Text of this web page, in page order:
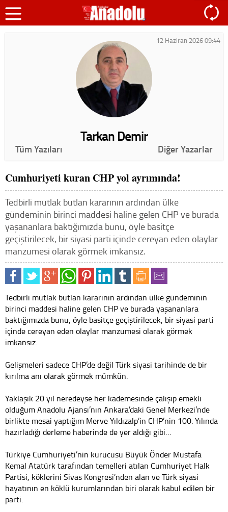
12 Haziran 2026 09:44
Tarkan Demir
Tüm Yazıları Diğer Yazarlar
Cumhuriyeti kuran CHP yol ayrımında!
Tedbirli mutlak butlan kararının ardından ülke
gündeminin birinci maddesi haline gelen CHP ve burada
yaşananlara baktığımızda bunu, öyle basitçe
geçiştirilecek, bir siyasi parti içinde cereyan eden olaylar
manzumesi olarak görmek imkansız.
Tedbirli mutlak butlan kararının ardından ülke gündeminin
birinci maddesi haline gelen CHP ve burada yaşananlara
baktığımızda bunu, öyle basitçe geçiştirilecek, bir siyasi parti
içinde cereyan eden olaylar manzumesi olarak görmek
imkansız.
Gelişmeleri sadece CHP’de değil Türk siyasi tarihinde de bir
kırılma anı olarak görmek mümkün.
Yaklaşık 20 yıl neredeyse her kademesinde çalışıp emekli
olduğum Anadolu Ajansı’nın Ankara’daki Genel Merkezi’nde
birlikte mesai yaptığım Merve Yıldızalp’in CHP’nin 100. Yılında
hazırladığı derleme haberinde de yer aldığı gibi…
Türkiye Cumhuriyeti’nin kurucusu Büyük Önder Mustafa
Kemal Atatürk tarafından temelleri atılan Cumhuriyet Halk
Partisi, köklerini Sivas Kongresi’nden alan ve Türk siyasi
hayatının en köklü kurumlarından biri olarak kabul edilen bir
parti.